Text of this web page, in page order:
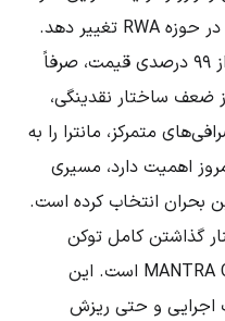
سفته‌بازانه به یک توکن زیرساختی در حوزه RWA تغییر دهد.
واقعیت این است که ریزش بیش از ۹۹ درصدی قیمت، صرفاً
ضعف ساختار نقدینگی،
متمرکز، مانترا را به
اهمیت دارد، مسیری
بحران انتخاب کرده است.
گذاشتن کامل توکن
ERC20 و مهاجرت اجباری به MANTRA Chain است. این
اجرایی و حتی ریزش